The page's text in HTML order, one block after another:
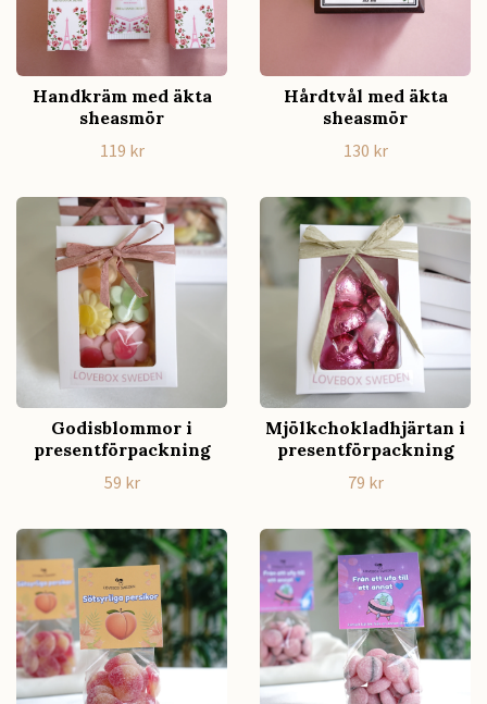
Handkräm med äkta
sheasmör
119 kr
Hårdtvål med äkta
sheasmör
130 kr
Godisblommor i
presentförpackning
59 kr
Mjölkchokladhjärtan i
presentförpackning
79 kr